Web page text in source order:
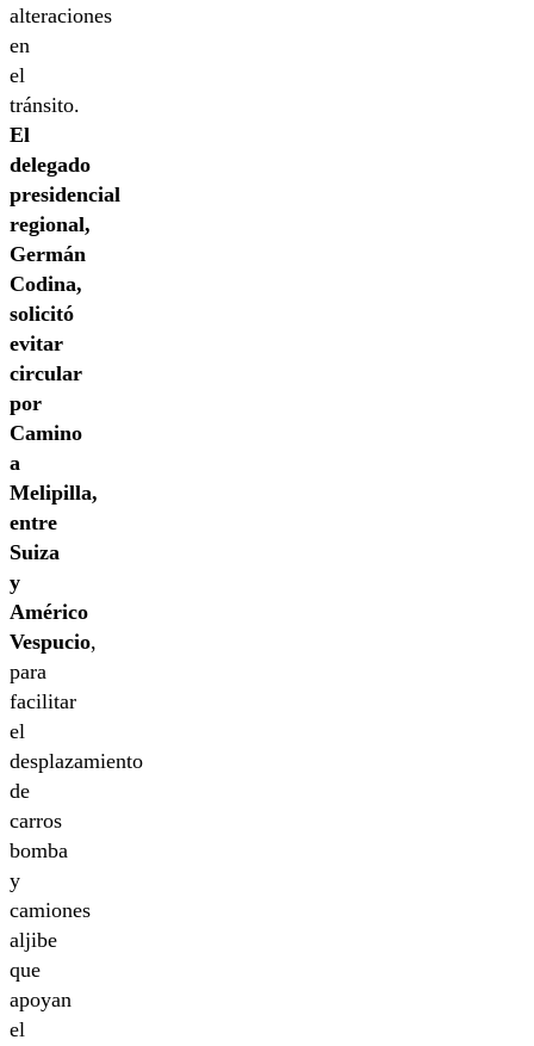
alteraciones
en
el
tránsito.
El
delegado
presidencial
regional,
Germán
Codina,
solicitó
evitar
circular
por
Camino
a
Melipilla,
entre
Suiza
y
Américo
Vespucio,
para
facilitar
el
desplazamiento
de
carros
bomba
y
camiones
aljibe
que
apoyan
el